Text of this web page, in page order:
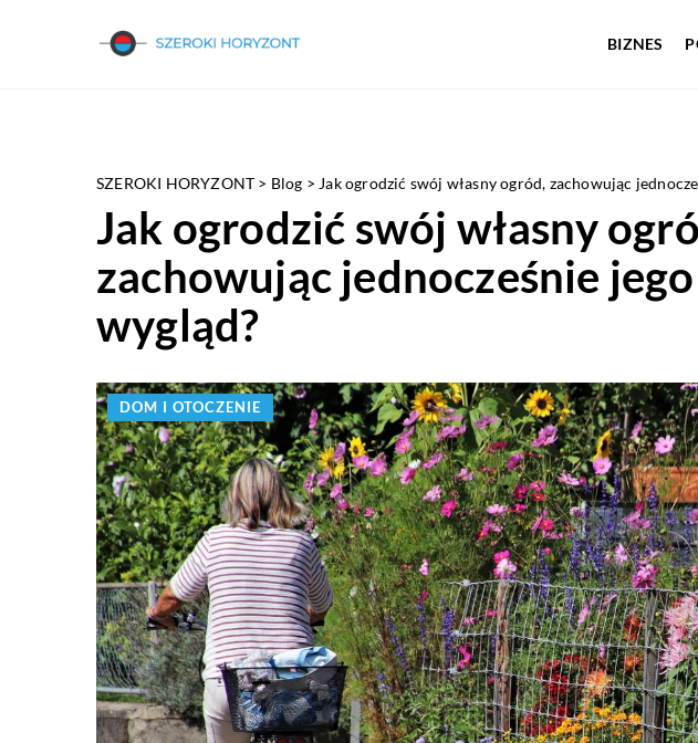
BIZNES
SZEROKI HORYZONT > Blog > Jak ogrodzić swój własny ogród, zachowując
Jak ogrodzić swój własny
zachowując jednocześnie
wygląd?
DOM I OTOCZENIE